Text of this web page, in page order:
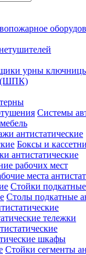
(ШПК)
Системы
антистатические
Боксы и
антистатические
рабочих мест
места
Стойки
Столы подкатные
тележки
шкафы
Стойки сегменты